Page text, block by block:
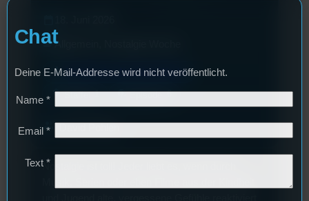
Nostalgie ist toll! Jeder liebt es, wenn durch
labelAllgemein
mic Mottowoche: Nostalgie Woche
layersStaffel 1 podcastsEpisode 6
group
Chat
Deine E-Mail-Addresse wird nicht veröffentlicht.
Name *
Email *
Text *